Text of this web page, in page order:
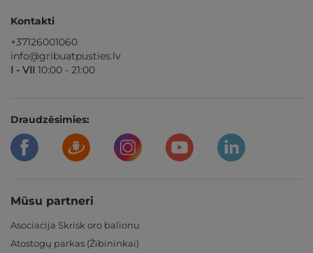
Kontakti
+37126001060
info@gribuatpusties.lv
I - VII 10:00 - 21:00
Draudzēsimies:
Mūsu partneri
Asociacija Skrisk oro balionu
Atostogų parkas (Žibininkai)